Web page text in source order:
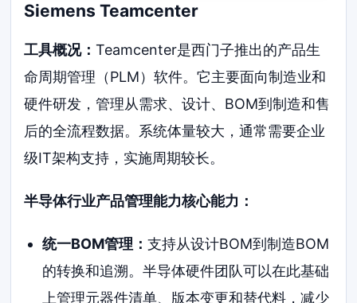
Siemens Teamcenter
工具概况：Teamcenter是西门子推出的产品生
命周期管理（PLM）软件。它主要面向制造业和
硬件研发，管理从需求、设计、BOM到制造和售
后的全流程数据。系统体量较大，通常需要企业
级IT架构支持，实施周期较长。
半导体行业产品管理能力核心能力：
统一BOM管理： 支持从设计BOM到制造BOM
的转换和追溯。半导体硬件团队可以在此基础
上管理元器件清单、版本变更和替代料，减少